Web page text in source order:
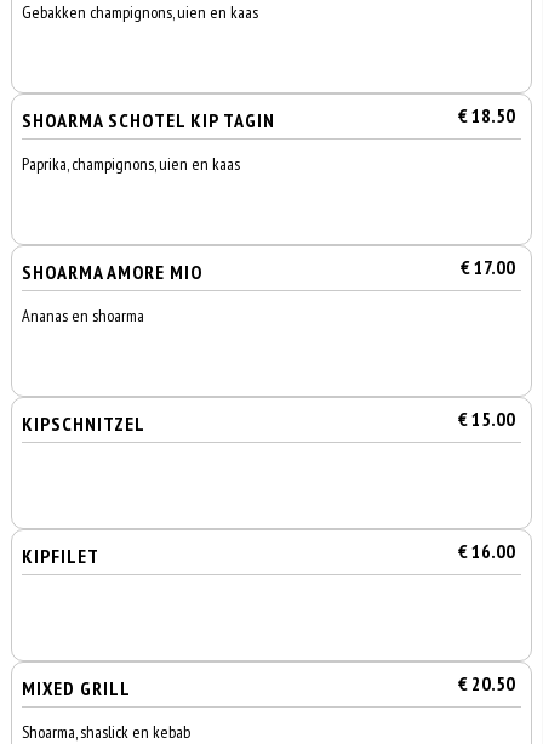
Gebakken champignons, uien en kaas
SHOARMA SCHOTEL KIP TAGIN € 18.50
Paprika, champignons, uien en kaas
SHOARMA AMORE MIO € 17.00
Ananas en shoarma
KIPSCHNITZEL € 15.00
KIPFILET € 16.00
MIXED GRILL € 20.50
Shoarma, shaslick en kebab